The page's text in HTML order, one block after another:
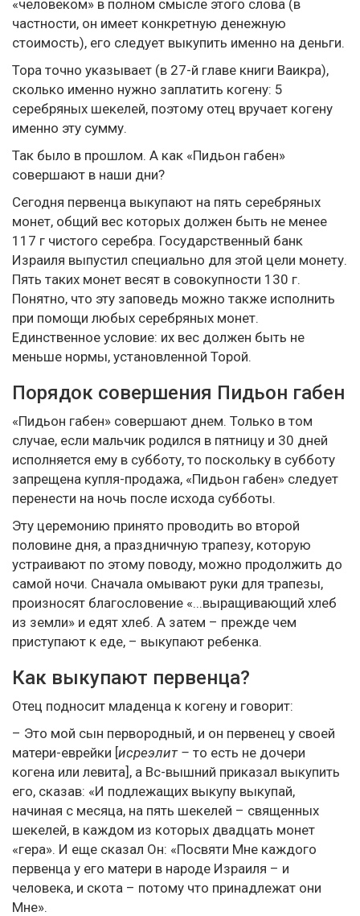
«человеком» в полном смысле этого слова (в
частности, он имеет конкретную денежную
стоимость), его следует выкупить именно на деньги.
Тора точно указывает (в 27-й главе книги Ваикра),
сколько именно нужно заплатить когену: 5
серебряных шекелей, поэтому отец вручает когену
именно эту сумму.
Так было в прошлом. А как «Пидьон габен»
совершают в наши дни?
Сегодня первенца выкупают на пять серебряных
монет, общий вес которых должен быть не менее
117 г чистого серебра. Государственный банк
Израиля выпустил специально для этой цели монету.
Пять таких монет весят в совокупности 130 г.
Понятно, что эту заповедь можно также исполнить
при помощи любых серебряных монет.
Единственное условие: их вес должен быть не
меньше нормы, установленной Торой.
Порядок совершения Пидьон габен
«Пидьон габен» совершают днем. Только в том
случае, если мальчик родился в пятницу и 30 дней
исполняется ему в субботу, то поскольку в субботу
запрещена купля-продажа, «Пидьон габен» следует
перенести на ночь после исхода субботы.
Эту церемонию принято проводить во второй
половине дня, а праздничную трапезу, которую
устраивают по этому поводу, можно продолжить до
самой ночи. Сначала омывают руки для трапезы,
произносят благословение «...выращивающий хлеб
из земли» и едят хлеб. А затем – прежде чем
приступают к еде, – выкупают ребенка.
Как выкупают первенца?
Отец подносит младенца к когену и говорит:
– Это мой сын первородный, и он первенец у своей
матери-еврейки [исреэлит – то есть не дочери
когена или левита], а Вс-вышний приказал выкупить
его, сказав: «И подлежащих выкупу выкупай,
начиная с месяца, на пять шекелей – священных
шекелей, в каждом из которых двадцать монет
«гера». И еще сказал Он: «Посвяти Мне каждого
первенца у его матери в народе Израиля – и
человека, и скота – потому что принадлежат они
Мне».